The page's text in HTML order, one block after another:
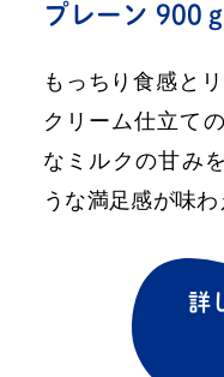
プレーン 900ｇ
もっちり食感と
クリーム仕立て
なミルクの甘み
うな満足感が味わ
詳